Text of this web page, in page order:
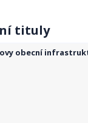
tituly
obecní